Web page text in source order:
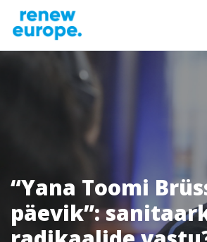
“Yana Toomi
päevik”: